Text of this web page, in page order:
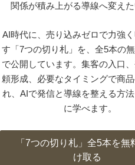
関係が積み上がる導線へ変えた
AI時代に、売り込みゼロで力強
す「7つの切り札」を、全5本の
で公開しています。集客の入口
頼形成、必要なタイミングで商
れ、AIで発信と導線を整える方
に学べます。
「7つの切り札」全5本を無
け取る